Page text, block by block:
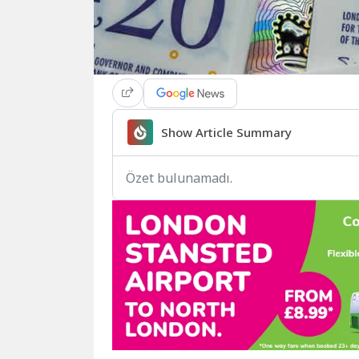
Show Article Summary
Özet bulunamadı.